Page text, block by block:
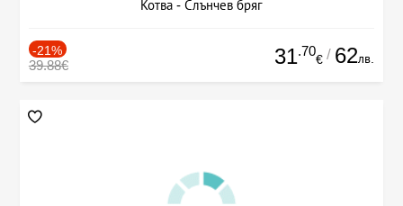
Котва - Слънчев бряг
-21%
39.88€ 31.70
€ / 62лв.